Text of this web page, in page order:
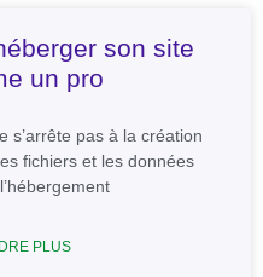
son site
un pro
s’arrête pas à la création
fichiers et les données
PLUS